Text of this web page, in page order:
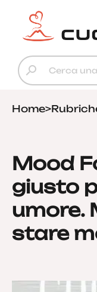
Home>
Mood
giusto
umore.
stare